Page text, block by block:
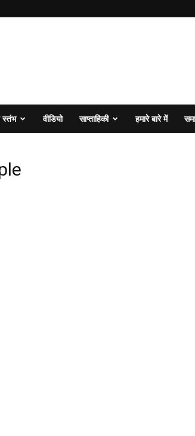
स्तंभ वीडियो साप्ताहिकी हमारे बारे में